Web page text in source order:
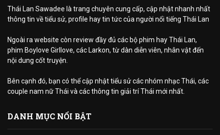
Thái Lan Sawadee là trang chuyên cung cấp, cập nhật nhanh nhất
thông tin về tiểu sử, profile hay tin tức của người nổi tiếng Thái Lan
Ngoài ra website còn review đầy đủ các bộ phim hay Thái Lan,
phim Boylove Girllove, các Larkon, từ dàn diễn viên, nhân vật đến
nội dung cốt truyện.
Bên cạnh đó, bạn có thể cập nhật tiểu sử các nhóm nhạc Thái, các
couple nam nữ Thái và các thông tin giải trí Thái mới nhất.
DANH MỤC NỔI BẬT